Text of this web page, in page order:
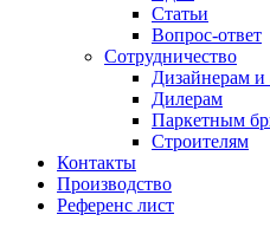
Статьи
Вопрос-ответ
Сотрудничество
Дизайнерам и
Дилерам
Паркетным
Строителям
Контакты
Производство
Референс лист